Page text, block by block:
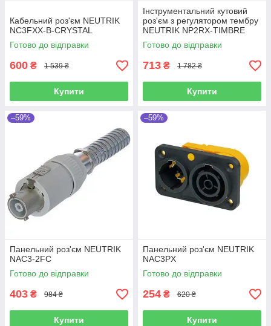
Кабельний роз'єм NEUTRIK
NC3FXX-B-CRYSTAL
Готово до відправки
600 ₴ 1 539 ₴
Купити
Інструментальний кутовий
роз'єм з регулятором тембру
NEUTRIK NP2RX-TIMBRE
Готово до відправки
713 ₴ 1 782 ₴
Купити
–59%
Панельний роз'єм NEUTRIK
NAC3-2FC
Готово до відправки
403 ₴ 984 ₴
Купити
–59%
Панельний роз'єм NEUTRIK
NAC3PX
Готово до відправки
254 ₴ 620 ₴
Купити